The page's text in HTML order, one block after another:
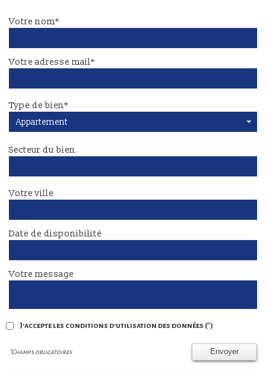
Votre nom*
Votre adresse mail*
Type de bien*
Appartement
Secteur du bien
Votre ville
Date de disponibilité
Votre message
J'accepte les conditions d'utilisation des données (*)
Envoyer
*Champs obligatoires